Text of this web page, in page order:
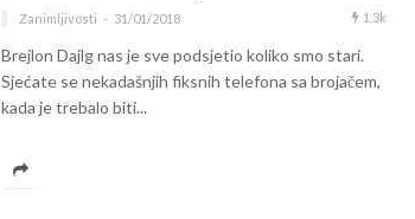
Zanimljivosti 31/01/2018 1.3k
Brejlon Dajlg nas je sve podsjetio koliko smo stari.
Sjećate se nekadašnjih fiksnih telefona sa brojačem,
kada je trebalo biti...